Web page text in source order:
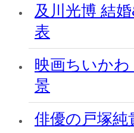
及川光博 結
表
映画ちいか
景
俳優の戸塚純